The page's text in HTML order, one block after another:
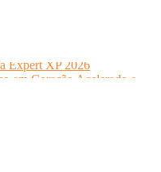
Expert XP 2026
em Coração Acelerado e